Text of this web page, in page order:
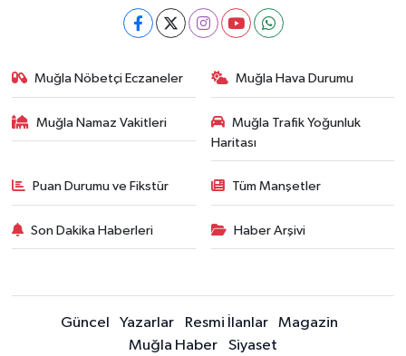
Muğla Nöbetçi Eczaneler Muğla Hava Durumu
Muğla Namaz Vakitleri
Muğla Trafik Yoğunluk
Haritası
Puan Durumu ve Fikstür Tüm Manşetler
Son Dakika Haberleri Haber Arşivi
Güncel Yazarlar Resmi İlanlar
Magazin
Muğla Haber
Siyaset